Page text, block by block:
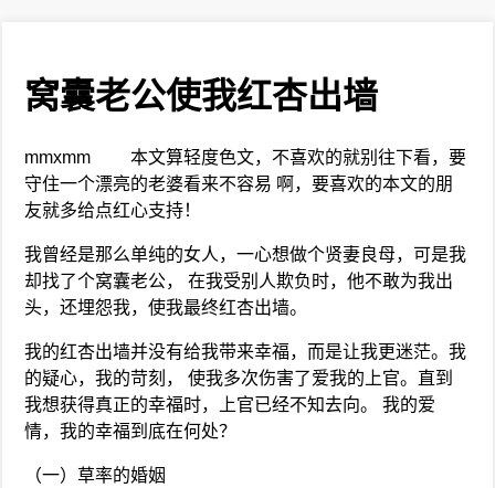
窝囊老公使我红杏出墙
mmxmm 本文算轻度色文，不喜欢的就别往下看，要
守住一个漂亮的老婆看来不容易 啊，要喜欢的本文的朋
友就多给点红心支持！
我曾经是那么单纯的女人，一心想做个贤妻良母，可是我
却找了个窝囊老公， 在我受别人欺负时，他不敢为我出
头，还埋怨我，使我最终红杏出墙。
我的红杏出墙并没有给我带来幸福，而是让我更迷茫。我
的疑心，我的苛刻， 使我多次伤害了爱我的上官。直到
我想获得真正的幸福时，上官已经不知去向。 我的爱
情，我的幸福到底在何处？
（一）草率的婚姻